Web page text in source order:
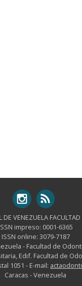
DE VENEZUELA
impreso: 0001-6365
ISSN online: 3079-7187
- Facultad de
Edif. Facultad de
1051 - E-mail:
Caracas - Venezuela